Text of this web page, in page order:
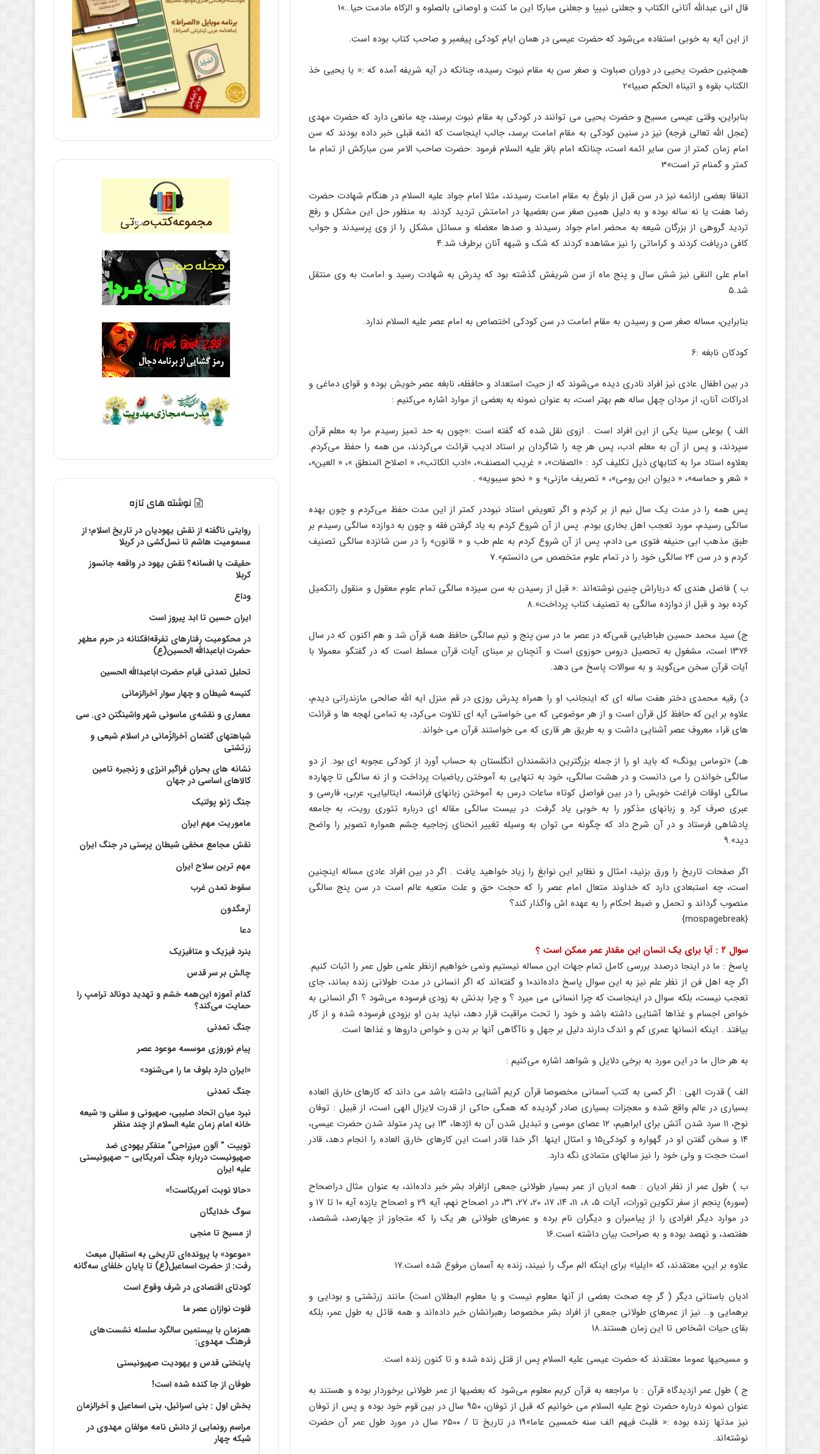
قال انی عبدالله آتانی الکتاب و جعلنی نبییا و جعلنی مبارکا این ما کنت و اوصانی بالصلوه و الزکاه مادمت حیا…»1
از این آیه به خوبی استفاده می‌شود که حضرت عیسی در همان ایام کودکی پیغمبر و صاحب کتاب بوده است.
همچنین حضرت یحیی در دوران صباوت و صغر سن به مقام نبوت رسیده، چنانکه در آیه شریفه آمده که :« یا یحیی خذ
الکتاب بقوه و اتیناه الحکم صبیا»2
بنابراین، وقتی عیسی مسیح و حضرت یحیی می توانند در کودکی به مقام نبوت برسند، چه مانعی دارد که حضرت مهدی
(عجل الله تعالی فرجه) نیز در سنین کودکی به مقام امامت برسد، جالب اینجاست که ائمه قبلی خبر داده بودند که سن
امام زمان کمتر از سن سایر ائمه است، چنانکه امام باقر علیه السلام فرمود :حضرت صاحب الامر سن مبارکش از تمام ما
کمتر و گمنام تر است»3
اتفاقا بعضی ازائمه نیز در سن قبل از بلوغ به مقام امامت رسیدند، ‌مثلا امام جواد علیه السلام در هنگام شهادت حضرت
رضا هفت یا نه ساله بوده و به دلیل همین صغر سن بعضیها در امامتش تردید کردند. به منظور حل این مشکل و رفع
تردید گروهی از بزرگان شیعه به محضر امام جواد رسیدند و صدها معضله و مسائل مشکل را از وی پرسیدند و جواب
کافی دریافت کردند و کراماتی را نیز مشاهده کردند که شک و شبهه آنان برطرف شد.۴
امام علی النقی نیز شش سال و پنج ماه از سن شریفش گذشته بود که پدرش به شهادت رسید و امامت به وی منتقل
شد.۵
بنابراین، مساله صغر سن و رسیدن به مقام امامت در سن کودکی اختصاص به امام عصر علیه السلام ندارد.
کودکان نابغه :۶
در بین اطفال عادی نیز افراد نادری دیده می‌شوند که از حیث استعداد و حافظه، نابغه عصر خویش بوده و قوای دماغی و
ادراکات آنان، از مردان چهل ساله هم بهتر است، به عنوان نمونه به بعضی از موارد اشاره می‌کنیم :
الف ) بوعلی سینا یکی از این افراد است . ازوی نقل شده که گفته است :«چون به حد تمیز رسیدم مرا به معلم قرآن
سپردند، و پس از آن به معلم ادب، پس هر چه را شاگردان بر استاد ادیب قرائت می‌کردند، من همه را حفظ می‌کردم.
بعلاوه استاد مرا به کتابهای ذیل تکلیف کرد : «الصفات»، « غریب المصنف»، «ادب الکاتب»، « اصلاح المنطق »، « العین»،
« شعر و حماسه»، « دیوان ابن رومی»، « تصریف مازنی» و « نحو سیبویه» .
پس همه را در مدت یک سال نیم از بر کردم و اگر تعویض استاد نبوددر کمتر از این مدت حفظ می‌کردم و چون بهده
سالگی رسیدم، مورد تعجب اهل بخاری بودم‌. پس از آن شروع کردم به یاد گرفتن فقه و چون به دوازده سالگی رسیدم بر
طبق مذهب ابی حنیفه فتوی می دادم‌، پس از آن شروع کردم به علم طب و « قانون» را در سن شانزده سالگی تصنیف
کردم و در سن ۲۴ سالگی خود را در تمام علوم متخصص می دانستم».7
ب ) فاضل هندی که درباراش چنین نوشته‌اند :« قبل از رسیدن به سن سیزده سالگی تمام علوم معقول و منقول راتکمیل
کرده بود و قبل از دوازده سالگی به تصنیف کتاب پرداخت».8
ج) سید محمد حسین طباطبایی قمی‌که در عصر ما در سن پنج و نیم سالگی حافظ همه قرآن شد و هم اکنون که در سال
۱۳۷۶ است، مشغول به تحصیل دروس حوزوی است و آنچنان بر مبنای آیات قرآن مسلط است که در گفتگو معمولا با
آیات قرآن سخن می‌گوید و به سوالات پاسخ می دهد.
د) رقیه محمدی دختر هفت ساله ای که اینجانب او را همراه پدرش روزی در قم منزل ایه الله صالحی مازندرانی دیدم،
‌علاوه بر این که حافظ کل قرآن است و از هر موضوعی که می خواستی آیه ای تلاوت می‌کرد، به تمامی لهجه ها و قرائت
های قراء معروف عصر آشنایی داشت و به طریق هر قاری که می خواستند قرآن می خواند.
هـ) «توماس یونگ» که باید او را از جمله بزرگترین دانشمندان انگلستان به حساب آورد از کودکی عجوبه ای بود. از دو
سالگی خواندن را می دانست و در هشت سالگی، خود به تنهایی به آموختن ریاضیات پرداخت و از نه سالگی تا چهارده
سالگی اوقات فراغت خویش را در بین فواصل کوتاه ساعات درس به آموختن زبانهای فرانسه، ایتالیایی، عربی، فارسی و
عبری صرف کرد و زبانهای مذکور را به خوبی یاد گرفت. در بیست سالگی مقاله ای درباره تئوری رویت، به جامعه
پادشاهی فرستاد و در آن شرح داد که چگونه می توان به وسیله تغییر انحنای زجاجیه چشم همواره تصویر را واضح
دید».9
اگر صفحات تاریخ را ورق بزنید‌، امثال و نظایر این نوابغ را زیاد خواهید یافت . اگر در بین افراد عادی مساله اینچنین
است، چه استبعادی دارد که خداوند متعال امام عصر را که حجت حق و علت متعیه عالم است در سن پنج سالگی
منصوب گرداند و تحمل و ضبط احکام را به عهده اش واگذار کند؟
{mospagebreak}
سوال ۲ : آیا برای یک انسان این مقدار عمر ممکن است ؟
پاسخ : ما در اینجا درصدد بررسی کامل تمام جهات این مساله نیستیم ونمی خواهیم ازنظر علمی طول عمر را اثبات کنیم.
اگر چه اهل فن از نظر علم نیز به این سوال پاسخ داده‌اند۱۰ و گفته‌اند که اگر انسانی در مدت طولانی زنده بماند، جای
تعجب نیست، بلکه سوال در اینجاست که چرا انسانی می میرد ؟ و چرا بدنش به زودی فرسوده می‌شود ؟ اگر انسانی به
خواص اجسام و غذاها آشنایی داشته باشد و خود را تحت مراقبت قرار دهد، نباید بدن او بزودی فرسوده شده و از کار
بیافتد . اینکه انسانها عمری کم و اندک دارند دلیل بر جهل و ناآگاهی آنها بر بدن و خواص داروها و غذاها است.
به هر حال ما در این مورد به برخی دلایل و شواهد اشاره می‌کنیم :
الف ) قدرت الهی : اگر کسی به کتب آسمانی مخصوصا قرآن کریم آشنایی داشته باشد می داند که کارهای خارق العاده
بسیاری در عالم واقع شده و معجزات بسیاری صادر گردیده که همگی حاکی از قدرت لایزال الهی است، از قبیل : توفان
نوح، ۱۱ سرد شدن آتش برای ابراهیم، ۱۲ عصای موسی و تبدیل شدن آن به اژدها، ۱۳ ‌بی پدر متولد شدن حضرت عیسی،
۱۴ و سخن گفتن او در گهواره و کودکی۱۵ و امثال اینها. اگر خدا قادر است این کارهای خارق العاده را انجام دهد، قادر
است حجت و ولی خود را نیز سالهای متمادی نگه دارد.
ب ) طول عمر از نظر ادیان : همه ادیان از عمر بسیار طولانی جمعی ازافراد بشر خبر داده‌اند، به عنوان مثال دراصحاح
(سوره) پنجم از سفر تکوین تورات، آیات ۵‌، ۸، ۱۱، ۱۴، ۱۷، ۲۰، ۲۷، ۳۱، در اصحاح نهم، آیه ۲۹ و اصحاح یازده آیه ۱۰ تا ۱۷ و
در موارد دیگر افرادی را از پیامبران و دیگران نام برده و عمرهای طولانی هر یک را که متجاوز از چهارصد، ششصد،
هفتصد، و نهصد بوده و به صراحت بیان داشته است.۱۶
علاوه بر این، معتقدند، که «ایلیا» برای اینکه الم مرگ را نبیند، زنده به آسمان مرفوع شده است.۱۷
ادیان باستانی دیگر ( گر چه صحت بعضی از آنها معلوم نیست و یا معلوم البطلان است) مانند زرتشتی و بودایی و
برهمایی و… نیز از عمرهای طولانی جمعی از افراد بشر مخصوصا رهبرانشان خبر داده‌اند و همه قائل به طول عمر، بلکه
بقای حیات اشخاص تا این زمان هستند.۱۸
و مسیحیها عموما معتقدند که حضرت عیسی علیه السلام پس از قتل زنده شده و تا کنون زنده است.
ج ) طول عمر ازدیدگاه قرآن : با مراجعه به قرآن کریم معلوم می‌شود که بعضیها از عمر طولانی برخوردار بوده و هستند به
عنوان نمونه درباره حضرت نوح علیه السلام می خوانیم که قبل از توفان، ۹۵۰ سال در بین قوم خود بوده و پس از توفان
نیز مدتها زنده بوده :« فلبث فیهم الف سنه خمسین عاما»19 در تاریخ تا / ۲۵۰۰ سال در مورد طول عمر آن حضرت
نوشته‌اند.
نوشته های تازه
روایتی ناگفته از نقش یهودیان در تاریخ اسلام؛ از
مسمومیت هاشم تا نسل‌کشی در کربلا
حقیقت یا افسانه؟‌ نقش یهود در واقعه جانسوز
کربلا
وداع
ایران حسین تا ابد پیروز است
در محکومیت رفتارهای تفرقه‌افکنانه در حرم مطهر
حضرت اباعبدالله الحسین(ع)
تحلیل تمدنی قیام حضرت اباعبدالله الحسین
کنیسه شیطان و چهار سوار آخرالزمانی
معماری و نقشه‌ی ماسونی شهر واشينگتن دی. سی
شباهتهای گفتمان آخر‌الزّمانی در اسلام شیعی و
زرتشتی
نشانه های بحران فراگیر انرژی و زنجیره تامین
کالاهای اساسی در جهان
جنگ ژئو پولتیک
ماموریت مهم ایران
نقش مجامع مخفی شیطان پرستی در جنگ ایران
مهم ترین سلاح ایران
سقوط تمدن غرب
آرمگدون
دعا
بنرد فیزیک و متافیزیک
چالش بر سر قدس
کدام آموزه این‌همه خشم و تهدید دونالد ترامپ را
حمایت می‌کند؟
جنگ تمدنی
پیام نوروزی موسسه موعود عصر
«ایران دارد بلوف ما را می‌شنود»
جنگ تمدنی
نبرد میان اتحاد صلیبی، صهیونی و سلفی و؛ شیعه
خانه امام زمان علیه السلام از چند منظر
توییت ” آلون میزراحی” متفکر یهودی ضد
صهیونیست درباره جنگ آمریکایی – صهیونیستی
علیه ایران
«حالا نوبت آمریکاست!»
سوگ خدایگان
از مسیح تا منجی
«موعود» با پرونده‌ای تاریخی به استقبال مبعث
رفت: از حضرت اسماعیل(ع) تا پایان خلفای سه‌گانه
کودتای اقتصادی در شرف وقوع است
فلوت نوازان عصر ما
همزمان با بیستمین سالگرد سلسله نشست‌های
فرهنگ مهدوی:‌
پایتختی قدس و یهودیت صهیونیستی
طوفان از جا کنده شده است!
بخش اول : بنی اسرائیل، بنی اسماعیل و آخرالزمان
مراسم رونمایی از دانش نامه مولفان مهدوی در
شبکه چهار